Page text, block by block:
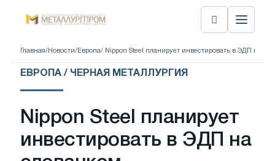
Главная/ Новости/ Европа/ Nippon Steel планирует инвестировать в ЭДП на
ЕВРОПА / ЧЕРНАЯ МЕТАЛЛУРГИЯ
Nippon Steel планирует
инвестировать в ЭДП на